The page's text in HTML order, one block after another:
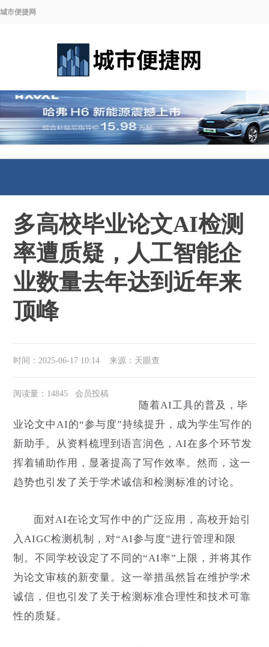
城市便捷网
多高校毕业论文AI检测
率遭质疑，人工智能企
业数量去年达到近年来
顶峰
时间：2025-06-17 10:14 来源：天眼查
阅读量：14845 会员投稿
随着AI工具的普及，毕
业论文中AI的“参与度”持续提升，成为学生写作的
新助手。从资料梳理到语言润色，AI在多个环节发
挥着辅助作用，显著提高了写作效率。然而，这一
趋势也引发了关于学术诚信和检测标准的讨论。
面对AI在论文写作中的广泛应用，高校开始引
入AIGC检测机制，对“AI参与度”进行管理和限
制。不同学校设定了不同的“AI率”上限，并将其作
为论文审核的新变量。这一举措虽然旨在维护学术
诚信，但也引发了关于检测标准合理性和技术可靠
性的质疑。